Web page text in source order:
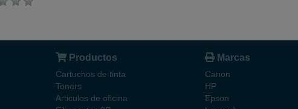
Productos
Cartuchos de tinta
Toners
Articulos de oficina
Marcas
Canon
HP
Epson